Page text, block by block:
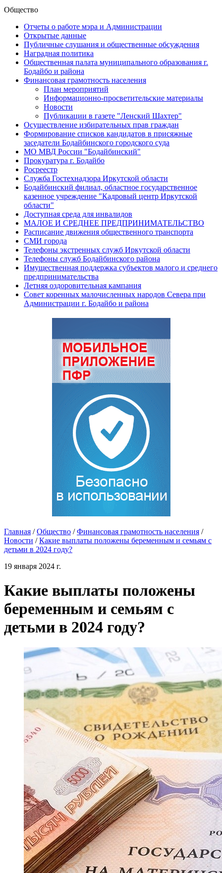
Общество
Отчеты о работе мэра и Администрации
Открытые данные
Публичные слушания и общественные обсуждения
Наградная политика
Общественная палата муниципального образования г.
Бодайбо и района
Финансовая грамотность населения
План мероприятий
Информационно-просветительские материалы
Новости
Публикации в газете "Ленский Шахтер"
Осуществление избирательных прав граждан
Формирование списков кандидатов в присяжные
заседатели Бодайбинского городского суда
МО МВД России "Бодайбинский"
Прокуратура г. Бодайбо
Росреестр
Служба Гостехнадзора Иркутской области
Бодайбинский филиал, областное государственное
казенное учреждение "Кадровый центр Иркутской
области"
Доступная среда для инвалидов
МАЛОЕ И СРЕДНЕЕ ПРЕДПРИНИМАТЕЛЬСТВО
Расписание движения общественного транспорта
СМИ города
Телефоны экстренных служб Иркутской области
Телефоны служб Бодайбинского района
Имущественная поддержка субъектов малого и среднего
предпринимательства
Летняя оздоровительная кампания
Совет коренных малочисленных народов Севера при
Администрации г. Бодайбо и района
Главная / Общество / Финансовая грамотность населения /
Новости / Какие выплаты положены беременным и семьям с
детьми в 2024 году?
19 января 2024 г.
Какие выплаты положены
беременным и семьям с
детьми в 2024 году?